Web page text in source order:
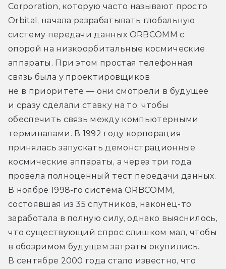
Corporation, которую часто называют просто
Orbital, начала разрабатывать глобальную
систему передачи данных ORBCOMM с
опорой на низкоорбитальные космические
аппараты. При этом простая телефонная
связь была у проектировщиков
не в приоритете — они смотрели в будущее
и сразу сделали ставку на то, чтобы
обеспечить связь между компьютерными
терминалами. В 1992 году корпорация
принялась запускать демонстрационные
космические аппараты, а через три года
провела полноценный тест передачи данных.
В ноябре 1998-го система ORBCOMM,
состоявшая из 35 спутников, наконец-то
заработала в полную силу, однако выяснилось,
что существующий спрос слишком мал, чтобы
в обозримом будущем затраты окупились.
В сентябре 2000 года стало известно, что